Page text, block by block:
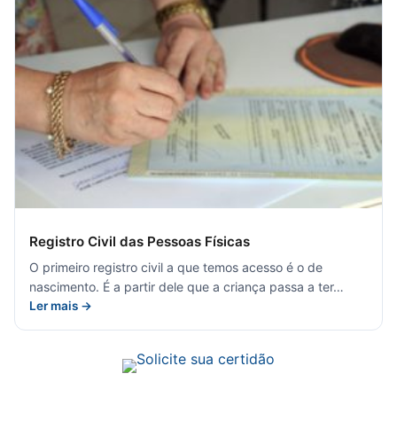
Registro Civil das Pessoas Físicas
O primeiro registro civil a que temos acesso é o de
nascimento. É a partir dele que a criança passa a ter…
Ler mais →